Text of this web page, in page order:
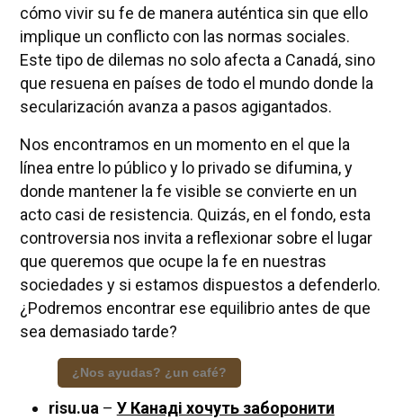
cómo vivir su fe de manera auténtica sin que ello
implique un conflicto con las normas sociales.
Este tipo de dilemas no solo afecta a Canadá, sino
que resuena en países de todo el mundo donde la
secularización avanza a pasos agigantados.
Nos encontramos en un momento en el que la
línea entre lo público y lo privado se difumina, y
donde mantener la fe visible se convierte en un
acto casi de resistencia. Quizás, en el fondo, esta
controversia nos invita a reflexionar sobre el lugar
que queremos que ocupe la fe en nuestras
sociedades y si estamos dispuestos a defenderlo.
¿Podremos encontrar ese equilibrio antes de que
sea demasiado tarde?
¿Nos ayudas? ¿un café?
risu.ua – У Канаді хочуть заборонити